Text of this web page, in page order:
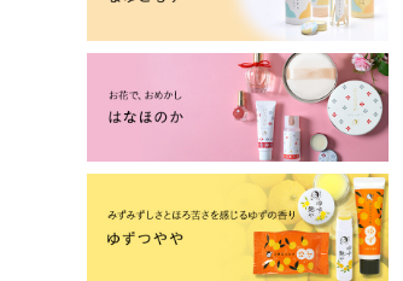
お客さま向け窓口(お問い合わせ)